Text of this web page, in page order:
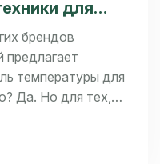
для
брендов
предлагает
температуры для
Да. Но для тех,
- это